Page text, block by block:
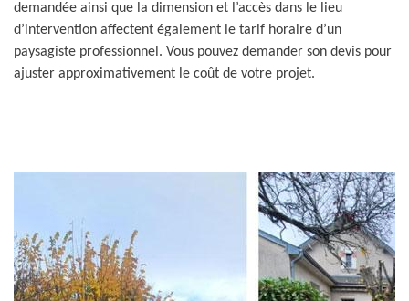
demandée ainsi que la dimension et l’accès dans le lieu
d’intervention affectent également le tarif horaire d’un
paysagiste professionnel. Vous pouvez demander son devis pour
ajuster approximativement le coût de votre projet.